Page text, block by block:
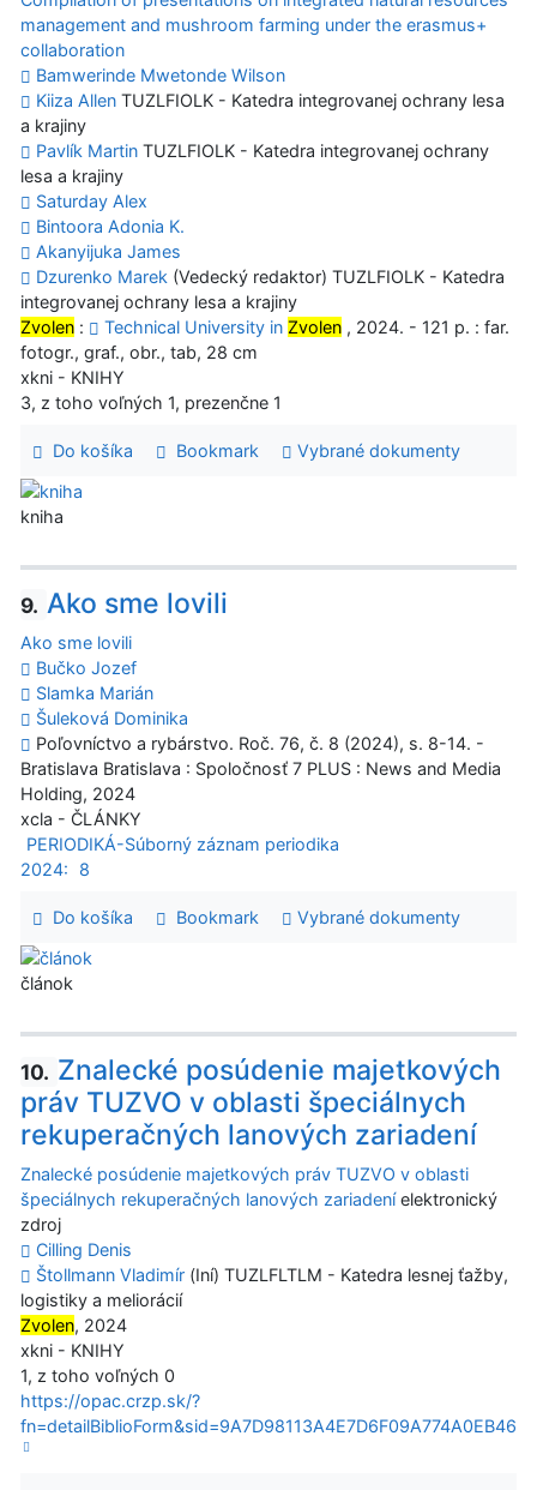
management and mushroom farming under the erasmus+
collaboration
Bamwerinde Mwetonde Wilson
Kiiza Allen TUZLFIOLK - Katedra integrovanej ochrany lesa
a krajiny
Pavlík Martin TUZLFIOLK - Katedra integrovanej ochrany
lesa a krajiny
Saturday Alex
Bintoora Adonia K.
Akanyijuka James
Dzurenko Marek (Vedecký redaktor) TUZLFIOLK - Katedra
integrovanej ochrany lesa a krajiny
Zvolen : Technical University in Zvolen , 2024. - 121 p. : far.
fotogr., graf., obr., tab, 28 cm
xkni - KNIHY
3, z toho voľných 1, prezenčne 1
Do košíka Bookmark Vybrané dokumenty
kniha
9. Ako sme lovili
Ako sme lovili
Bučko Jozef
Slamka Marián
Šuleková Dominika
Poľovníctvo a rybárstvo. Roč. 76, č. 8 (2024), s. 8-14. -
Bratislava Bratislava : Spoločnosť 7 PLUS : News and Media
Holding, 2024
xcla - ČLÁNKY
PERIODIKÁ-Súborný záznam periodika
2024:
8
Do košíka Bookmark Vybrané dokumenty
článok
10. Znalecké posúdenie majetkových
práv TUZVO v oblasti špeciálnych
rekuperačných lanových zariadení
Znalecké posúdenie majetkových práv TUZVO v oblasti
špeciálnych rekuperačných lanových zariadeníelektronický
zdroj
Cilling Denis
Štollmann Vladimír (Iní) TUZLFLTLM - Katedra lesnej ťažby,
logistiky a meliorácií
Zvolen, 2024
xkni - KNIHY
1, z toho voľných 0
https://opac.crzp.sk/?
fn=detailBiblioForm&sid=9A7D98113A4E7D6F09A774A0EB46